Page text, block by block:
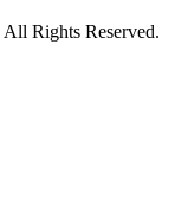
All Rights Reserved.